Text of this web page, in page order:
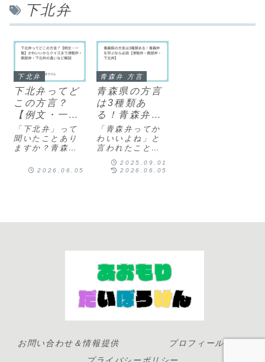
下北弁
下北弁
下北弁ってど
この方言？
【例文・一
覧】かわいい
からクイズま
で津軽弁・南
の違いなど解
「下北弁」って
聞いたことあり
ますか？青森の
軽弁が有名です
下北半島を中心
人称に「わい」
2026.06.05
青森弁 方言
青森県の方言
は3種類あ
る！青森弁を
学ぶなら必読
【津軽弁・南
部弁・下北
弁】
「青森弁ってか
わいいよね」と
言われたことは
でも実は、青森
軽弁」「南部
あり、エリア
に...
2025.09.01
2026.06.05
お問い合わせ＆情報提供
プロフィール